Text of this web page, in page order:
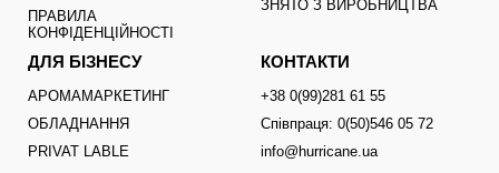
ПРАВИЛА
КОНФІДЕНЦІЙНОСТІ
ЗНЯТО З ВИРОБНИЦТВА
ДЛЯ БІЗНЕСУ
АРОМАМАРКЕТИНГ
ОБЛАДНАННЯ
PRIVAT LABLE
КОНТАКТИ
+38 0(99)281 61 55
Співпраця: 0(50)546 05 72
info@hurricane.ua